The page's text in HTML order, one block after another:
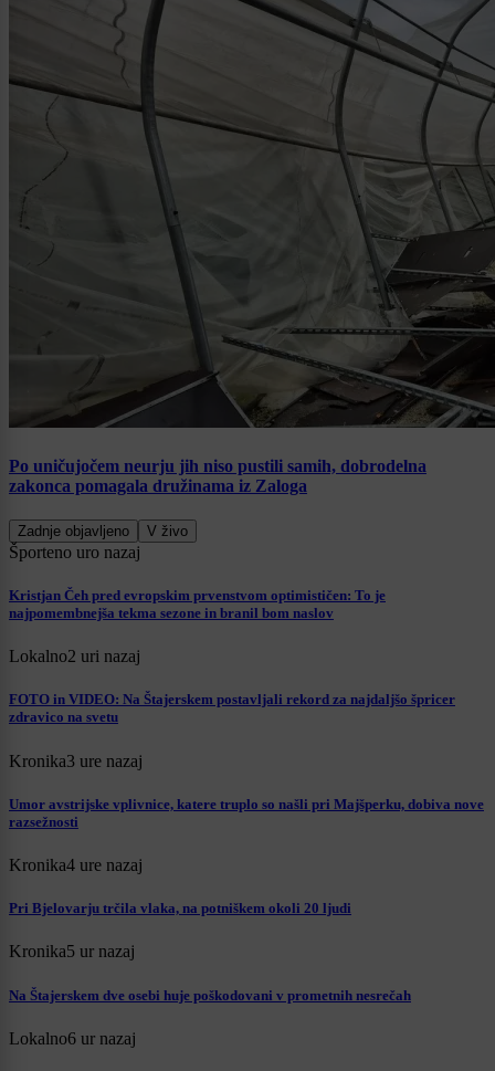
Po uničujočem neurju jih niso pustili samih, dobrodelna
zakonca pomagala družinama iz Zaloga
Zadnje objavljeno V živo
Športeno uro nazaj
Kristjan Čeh pred evropskim prvenstvom optimističen: To je
najpomembnejša tekma sezone in branil bom naslov
Lokalno2 uri nazaj
FOTO in VIDEO: Na Štajerskem postavljali rekord za najdaljšo špricer
zdravico na svetu
Kronika3 ure nazaj
Umor avstrijske vplivnice, katere truplo so našli pri Majšperku, dobiva nove
razsežnosti
Kronika4 ure nazaj
Pri Bjelovarju trčila vlaka, na potniškem okoli 20 ljudi
Kronika5 ur nazaj
Na Štajerskem dve osebi huje poškodovani v prometnih nesrečah
Lokalno6 ur nazaj